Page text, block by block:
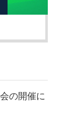
の開催に